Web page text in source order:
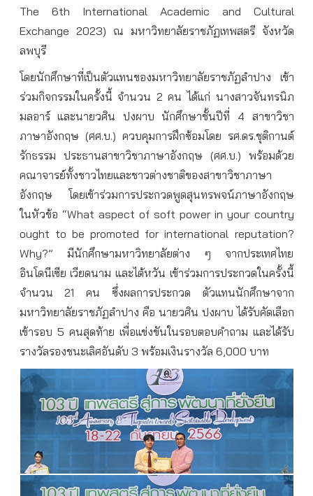
The 6th International Academic and Cultural
Exchange 2023) ณ มหาวิทยาลัยราชภัฏเทพสตรี จังหวัด
ลพบุรี
โดยนักศึกษาที่เป็นตัวแทนของมหาวิทยาลัยราชภัฏลำปาง เข้า
ร่วมกิจกรรมในครั้งนี้ จำนวน 2 คน ได้แก่ นางสาวจันทรนิภ
มลอาร์ และนายวศิน ปงผาบ นักศึกษาชั้นปีที่ 4 สาขาวิชา
ภาษาอังกฤษ (ศศ.บ.) ควบคุมการฝึกซ้อมโดย รศ.ดร.ชุติกานต์
รักธรรม ประธานสาขาวิชาภาษาอังกฤษ (ศศ.บ.) พร้อมด้วย
คณาจารย์ทั้งชาวไทยและชาวต่างชาติของสาขาวิชาภาษา
อังกฤษ โดยเข้าร่วมการประกวดพูดสุนทรพจน์ภาษาอังกฤษ
ในหัวข้อ “What aspect of soft power in your country
ought to be promoted for international reputation?
Why?” มีนักศึกษามหาวิทยาลัยต่าง ๆ จากประเทศไทย
อินโดนีเซีย เวียดนาม และไต้หวัน เข้าร่วมการประกวดในครั้งนี้
จำนวน 21 คน ซึ่งผลการประกวด ตัวแทนนักศึกษาจาก
มหาวิทยาลัยราชภัฏลำปาง คือ นายวศิน ปงผาบ ได้รับคัดเลือก
เข้ารอบ 5 คนสุดท้าย เพื่อแข่งขันในรอบตอบคำถาม และได้รับ
รางวัลรองชนะเลิศอันดับ 3 พร้อมเงินรางวัล 6,000 บาท